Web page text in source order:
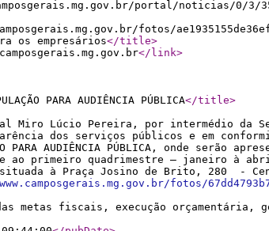
portal/noticias/0/3/
fotos/
os empresários</title>
</link>
PARA AUDIÊNCIA PÚBLICA</title>
Miro Lúcio Pereira, por intermédio da
dos serviços públicos e em
PARA AUDIÊNCIA PÚBLICA, onde
ao primeiro quadrimestre – janeiro à
à Praça Josino de Brito, 280 -
fotos/
metas fiscais, execução